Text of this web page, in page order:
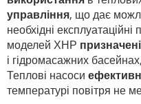
управління, що дає
необхідні
моделей ХНР
і гідромасажних
Теплові насоси
температурі повітря не